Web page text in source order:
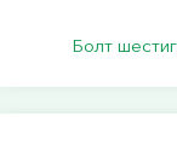
Болт